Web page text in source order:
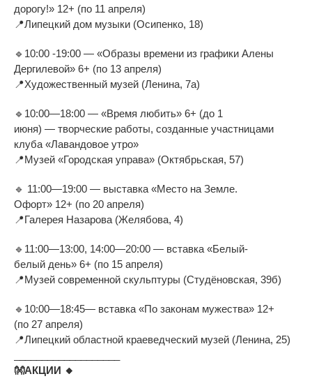
дорогу!» 12+ (по 11 апреля)
📍Липецкий дом музыки (Осипенко, 18)
🔹 10:00 -19:00 — «Образы времени из графики Алены
Дергилевой» 6+ (по 13 апреля)
📍Художественный музей (Ленина, 7а)
🔹 10:00—18:00 — «Время любить» 6+ (до 1
июня) — творческие работы, созданные участницами
клуба «Лавандовое утро»
📍Музей «Городская управа» (Октябрьская, 57)
🔹 11:00—19:00 — выставка «Место на Земле.
Офорт» 12+ (по 20 апреля)
📍Галерея Назарова (Желябова, 4)
🔹 11:00—13:00, 14:00—20:00 — вставка «Белый-
белый день» 6+ (по 15 апреля)
📍Музей современной скульптуры (Студёновская, 39б)
🔹 10:00—18:45— вставка «По законам мужества» 12+
(по 27 апреля)
📍Липецкий областной краеведческий музей (Ленина, 25)
👐АКЦИИ 🔸